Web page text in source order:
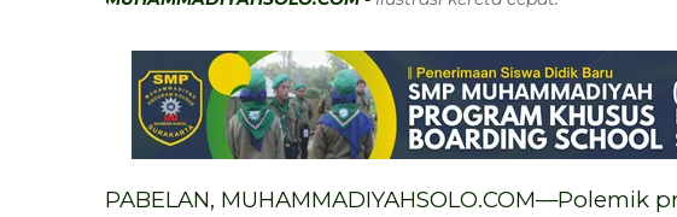
PABELAN, MUHAMMADIYAHSOLO.COM—Polemik